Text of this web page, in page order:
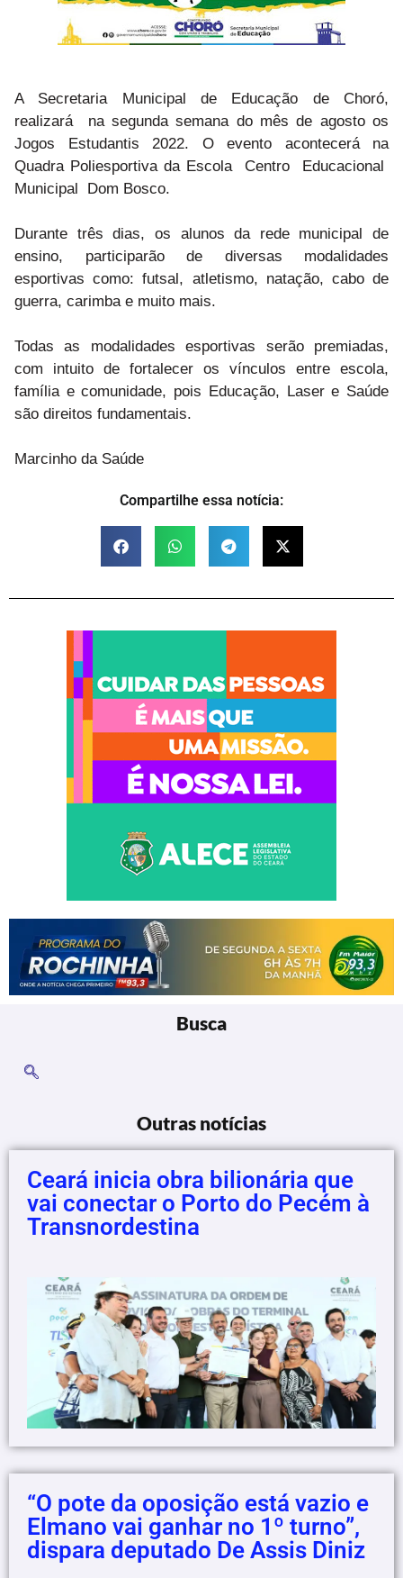
A Secretaria Municipal de Educação de Choró,
realizará na segunda semana do mês de agosto os
Jogos Estudantis 2022. O evento acontecerá na
Quadra Poliesportiva da Escola Centro Educacional
Municipal Dom Bosco.
Durante três dias, os alunos da rede municipal de
ensino, participarão de diversas modalidades
esportivas como: futsal, atletismo, natação, cabo de
guerra, carimba e muito mais.
Todas as modalidades esportivas serão premiadas,
com intuito de fortalecer os vínculos entre escola,
família e comunidade, pois Educação, Laser e Saúde
são direitos fundamentais.
Marcinho da Saúde
Compartilhe essa notícia:
Busca
Outras notícias
Ceará inicia obra bilionária que
vai conectar o Porto do Pecém à
Transnordestina
“O pote da oposição está vazio e
Elmano vai ganhar no 1º turno”,
dispara deputado De Assis Diniz